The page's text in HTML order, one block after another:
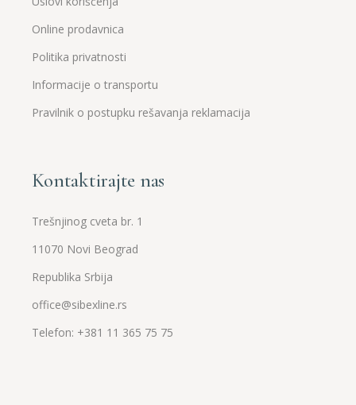
Online prodavnica
Politika privatnosti
Informacije o transportu
Pravilnik o postupku rešavanja reklamacija
Kontaktirajte nas
Trešnjinog cveta br. 1
11070 Novi Beograd
Republika Srbija
office@sibexline.rs
Telefon: +381 11 365 75 75